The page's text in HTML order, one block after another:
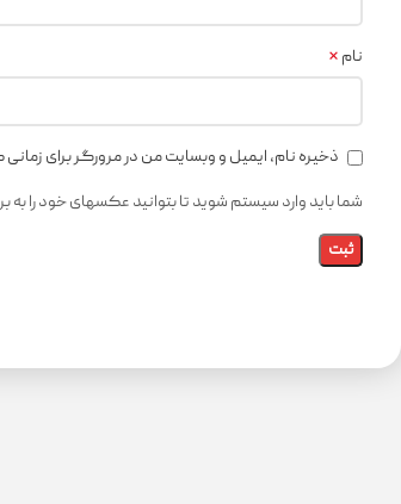
نام *
ذخیره نام، ایمیل و وبسایت من در مرورگر برای
شما باید وارد سیستم شوید تا بتوانید عکسهای خود را به